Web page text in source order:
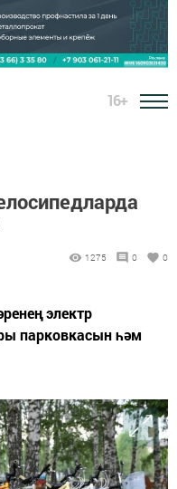
16+
1275 0 0
электр
парковкасын һәм